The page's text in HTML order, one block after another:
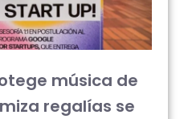
música de
regalías se